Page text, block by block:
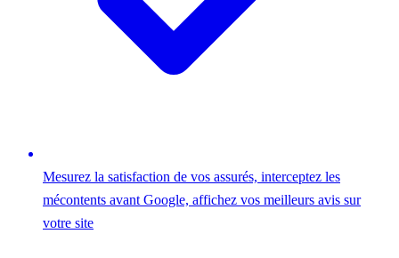
Mesurez la satisfaction de vos assurés, interceptez les
mécontents avant Google, affichez vos meilleurs avis sur
votre site